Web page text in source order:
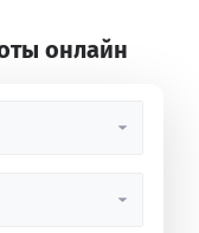
онлайн